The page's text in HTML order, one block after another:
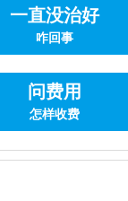
一直没治好
咋回事
问费用
怎样收费